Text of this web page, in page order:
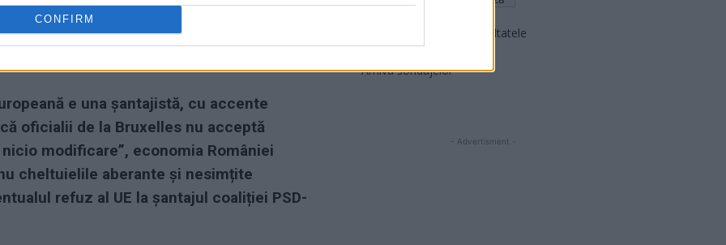
CONFIRM
Céline Gauer. Cea din urmă i-a refuzat
la începutul săptămânii, cu aceeași
e una șantajistă, cu accente
oficialii de la Bruxelles nu acceptă
modificare”, economia României
cheltuielile aberante și nesimțite
refuz al UE la șantajul coaliției PSD-
Arată rezultatele
Arhiva sondajelor
- Advertisment -